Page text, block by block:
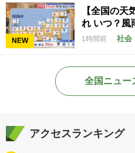
NEW
【全国の天
れ いつ？風
1時間前 社会
全国ニュー
アクセスランキング